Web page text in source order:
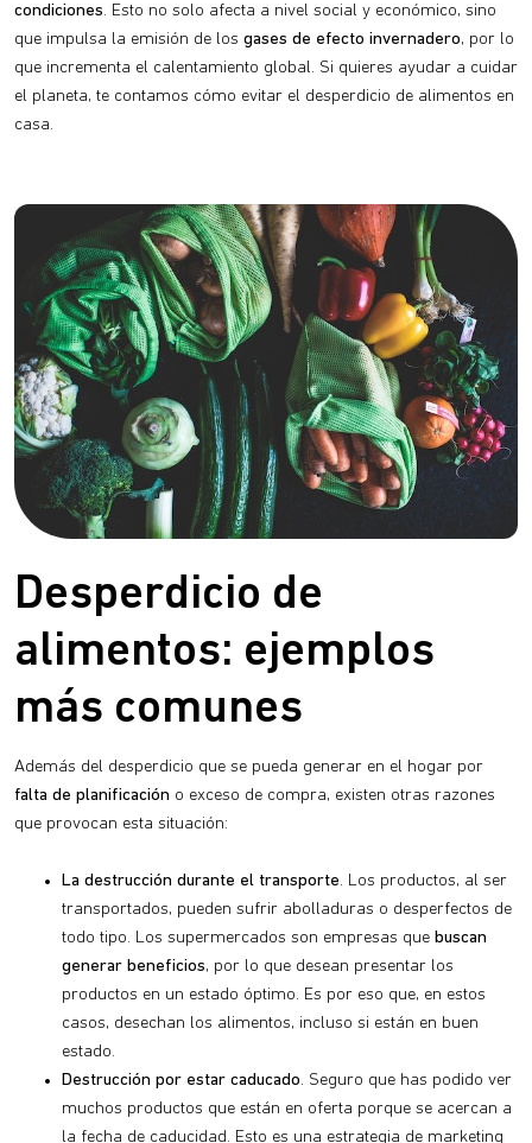
condiciones. Esto no solo afecta a nivel social y económico, sino
que impulsa la emisión de los gases de efecto invernadero, por lo
que incrementa el calentamiento global. Si quieres ayudar a cuidar
el planeta, te contamos cómo evitar el desperdicio de alimentos en
casa.
Desperdicio de
alimentos: ejemplos
más comunes
Además del desperdicio que se pueda generar en el hogar por
falta de planificación o exceso de compra, existen otras razones
que provocan esta situación:
La destrucción durante el transporte. Los productos, al ser
transportados, pueden sufrir abolladuras o desperfectos de
todo tipo. Los supermercados son empresas que buscan
generar beneficios, por lo que desean presentar los
productos en un estado óptimo. Es por eso que, en estos
casos, desechan los alimentos, incluso si están en buen
estado.
Destrucción por estar caducado. Seguro que has podido ver
muchos productos que están en oferta porque se acercan a
la fecha de caducidad. Esto es una estrategia de marketing